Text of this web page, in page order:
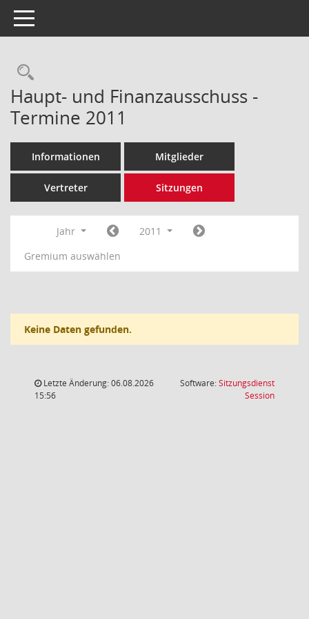
Toggle navigation
Rechercheauswahl
Haupt- und Finanzausschuss -
Termine 2011
Informationen Mitglieder
Vertreter Sitzungen
Jahr
2011
Gremium auswählen
Keine Daten gefunden.
Letzte Änderung: 06.08.2026
15:56
Software:Sitzungsdienst
Session(Wird in